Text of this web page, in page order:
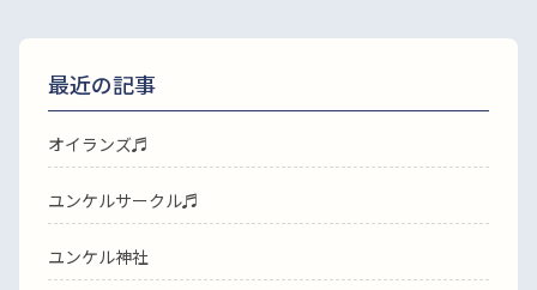
最近の記事
オイランズ♬
ユンケルサークル♬
ユンケル神社